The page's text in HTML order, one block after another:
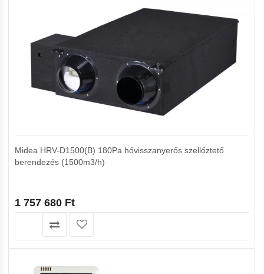
Midea HRV-D1500(B) 180Pa hővisszanyerős szellőztető
berendezés (1500m3/h)
1 757 680 Ft